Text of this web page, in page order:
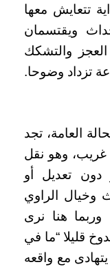
تتعايش معها
ويقتسمان
والتشكك
تزداد وضوحا.
العامة، تجد
وهو نقل
دون تعديل أو
وخيال الراوي
وربما هنا نرى
قليلا “ما في
مع واقعه